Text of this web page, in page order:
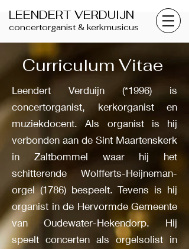
LEENDERT VERDUIJN
concertorganist & kerkmusicus
Curriculum Vitae
Leendert Verduijn (*1996) is
concertorganist, kerkorganist en
muziekdocent. Als organist is hij
verbonden aan de Sint Maartenskerk
in Zaltbommel waar hij het
schitterende Wolfferts-Heijneman-
orgel (1786) bespeelt. Tevens is hij
organist in de Hervormde Gemeente
van Oudewater-Hekendorp. Hij
speelt concerten als orgelsolist in